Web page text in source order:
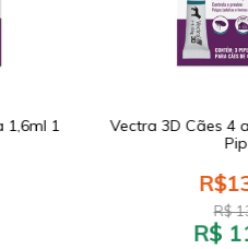
1,6ml 1
Vectra 3D Cães 4
R$
R$